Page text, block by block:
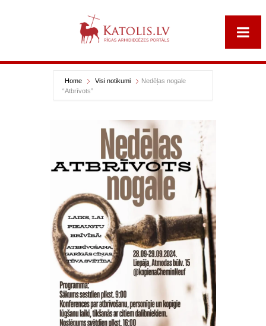
Home Visi notikumi
Nedēļas nogale
“Atbrīvots”